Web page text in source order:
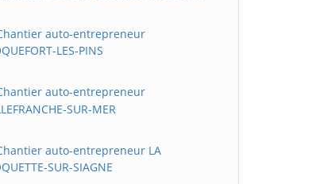
auto-entrepreneur
LES-PINS
auto-entrepreneur
SUR-MER
auto-entrepreneur LA
SUR-SIAGNE